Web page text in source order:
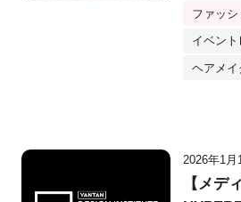
ファッ
イベント
ヘアメ
2026年1月
【メデ